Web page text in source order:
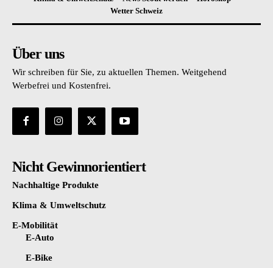
Wetter Schweiz
Über uns
Wir schreiben für Sie, zu aktuellen Themen. Weitgehend
Werbefrei und Kostenfrei.
Nicht Gewinnorientiert
Nachhaltige Produkte
Klima & Umweltschutz
E-Mobilität
E-Auto
E-Bike